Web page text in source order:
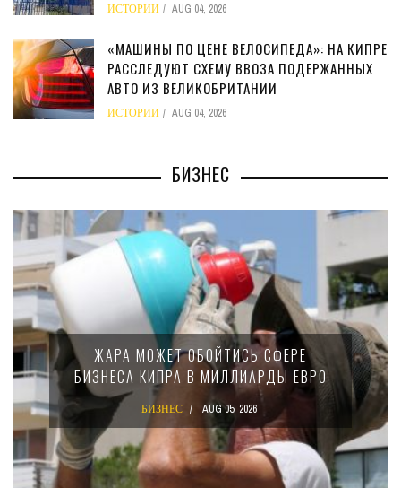
ИСТОРИИ AUG 04, 2026
«МАШИНЫ ПО ЦЕНЕ ВЕЛОСИПЕДА»: НА КИПРЕ
РАССЛЕДУЮТ СХЕМУ ВВОЗА ПОДЕРЖАННЫХ
АВТО ИЗ ВЕЛИКОБРИТАНИИ
ИСТОРИИ AUG 04, 2026
БИЗНЕС
ЖАРА МОЖЕТ ОБОЙТИСЬ СФЕРЕ
БИЗНЕСА КИПРА В МИЛЛИАРДЫ ЕВРО
БИЗНЕС AUG 05, 2026